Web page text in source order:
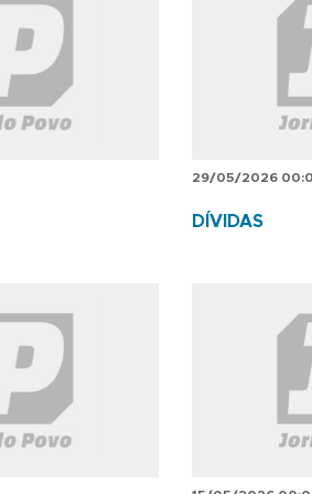
29/05/2026
DÍVIDAS